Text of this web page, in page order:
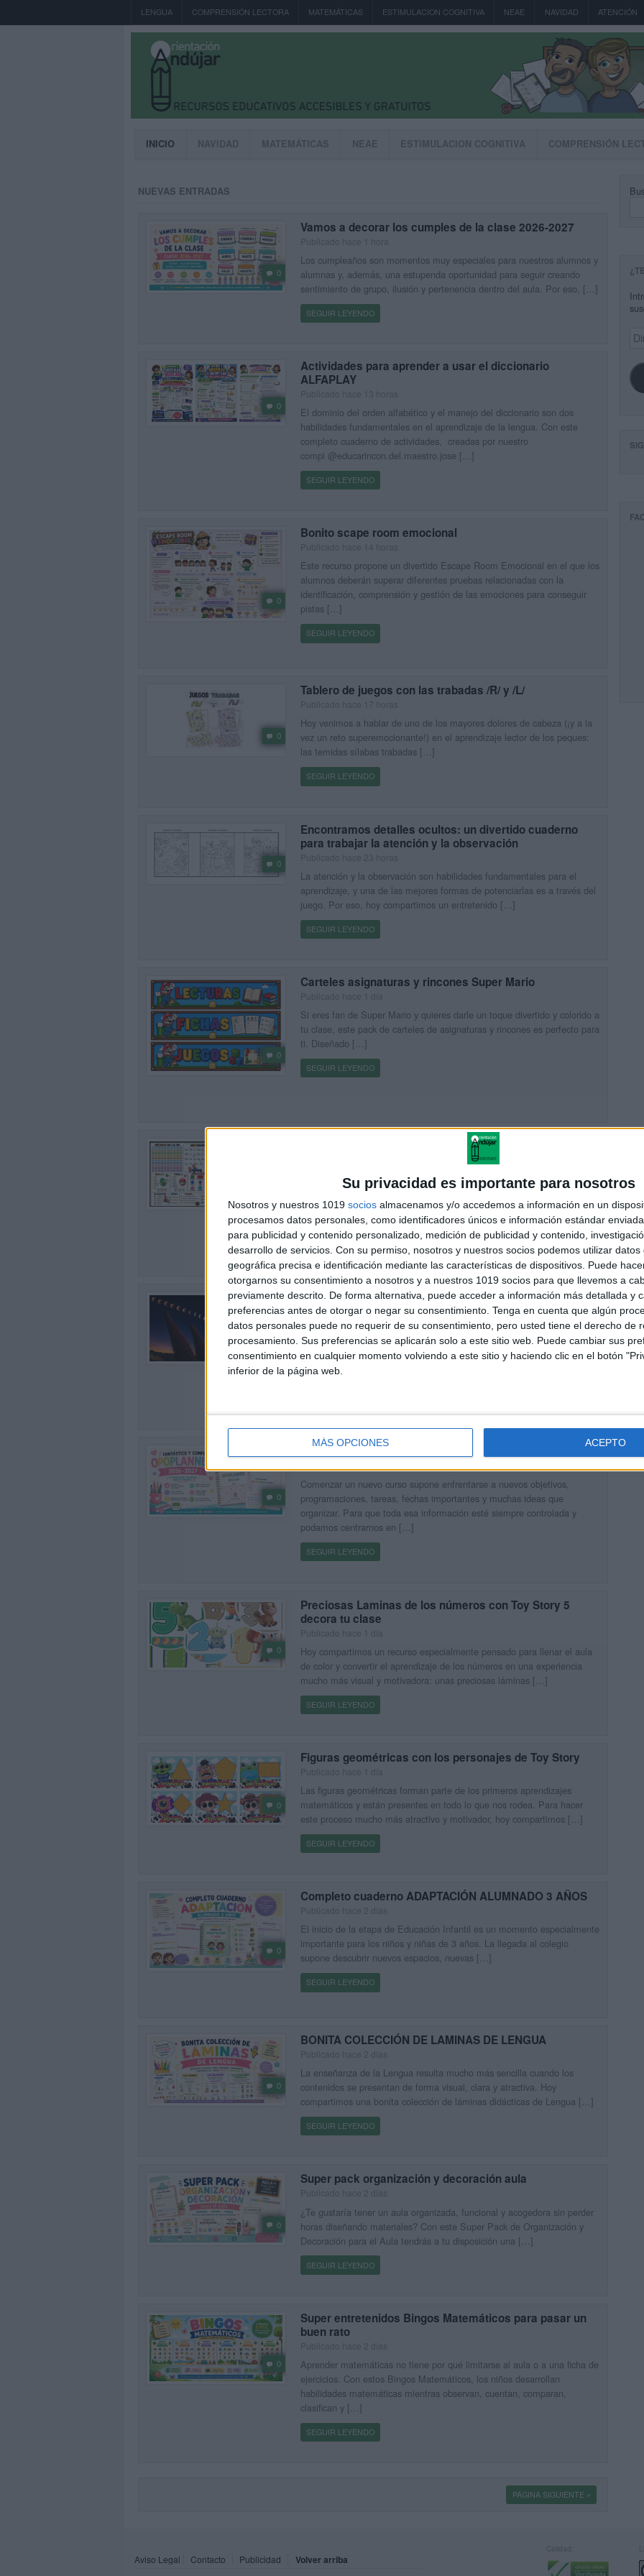
Su privacidad es importante para nosotros
Nosotros y nuestros 1019 socios almacenamos y/o accedemos a información en un
procesamos datos personales, como identificadores únicos e información estándar
para publicidad y contenido personalizado, medición de publicidad y contenido,
desarrollo de servicios. Con su permiso, nosotros y nuestros socios podemos utilizar datos
geográfica precisa e identificación mediante las características de dispositivos. Puede
otorgarnos su consentimiento a nosotros y a nuestros 1019 socios para que llevemos a
previamente descrito. De forma alternativa, puede acceder a información más detallada y
preferencias antes de otorgar o negar su consentimiento. Tenga en cuenta que algún
datos personales puede no requerir de su consentimiento, pero usted tiene el derecho de
procesamiento. Sus preferencias se aplicarán solo a este sitio web. Puede cambiar sus
consentimiento en cualquier momento volviendo a este sitio y haciendo clic en el botón
inferior de la página web.
MÁS OPCIONES ACEPTO
LENGUA COMPRENSIÓN LECTORA MATEMÁTICAS ESTIMULACION COGNITIVA NEAE NAVIDAD ATENCIÓN
INICIO NAVIDAD MATEMÁTICAS NEAE ESTIMULACION COGNITIVA COMPRENSIÓN
NUEVAS ENTRADAS
0
Vamos a decorar los cumples de la clase 2026-2027
Los cumpleaños son momentos muy especiales para nuestros alumnos y
alumnas y, además, una estupenda oportunidad para seguir creando
sentimiento de grupo, ilusión y pertenencia dentro del aula. Por eso, […]
SEGUIR LEYENDO
0
Actividades para aprender a usar el diccionario
ALFAPLAY
El dominio del orden alfabético y el manejo del diccionario son dos
habilidades fundamentales en el aprendizaje de la lengua. Con este
completo cuaderno de actividades, creadas por nuestro
compi @educarincon.del.maestro.jose […]
SEGUIR LEYENDO
0
Bonito scape room emocional
Este recurso propone un divertido Escape Room Emocional en el que los
alumnos deberán superar diferentes pruebas relacionadas con la
identificación, comprensión y gestión de las emociones para conseguir
pistas […]
SEGUIR LEYENDO
0
Tablero de juegos con las trabadas /R/ y /L/
Hoy venimos a hablar de uno de los mayores dolores de cabeza (¡y a la
vez un reto superemocionante!) en el aprendizaje lector de los peques:
las temidas sílabas trabadas […]
SEGUIR LEYENDO
0
Encontramos detalles ocultos: un divertido cuaderno
para trabajar la atención y la observación
La atención y la observación son habilidades fundamentales para el
aprendizaje, y una de las mejores formas de potenciarlas es a través del
juego. Por eso, hoy compartimos un entretenido […]
SEGUIR LEYENDO
0
Carteles asignaturas y rincones Super Mario
Si eres fan de Super Mario y quieres darle un toque divertido y colorido a
tu clase, este pack de carteles de asignaturas y rincones es perfecto para
ti. Diseñado […]
SEGUIR LEYENDO
Chuleta Super mario para la mesa primaria 2026-2027
Hoy compartimos un recurso especialmente práctico, visual y divertido
para acompañar al alumnado durante todo el curso 2026-2027: una
fantástica chuleta escolar inspirada en Super Mario para colocar sobre la
[…]
SEGUIR LEYENDO
0
UNIDAD DIDÁCTICA: Eclipses
Publicado hace 1 día
Unidad Didáctica sobre eclipses editada en colaboración con la FECYT.
El término eclipse se aplica indistintamente a dos fenómenos, en
realidad muy diversos, provocados por las posiciones relativas del Sol,
[…]
0
Fantástico y completo Opoplanner 2026-2027
Comenzar un nuevo curso supone enfrentarse a nuevos objetivos,
programaciones, tareas, fechas importantes y muchas ideas que
organizar. Para que toda esa información esté siempre controlada y
podamos centrarnos en […]
SEGUIR LEYENDO
0
Preciosas Laminas de los números con Toy Story 5
decora tu clase
Publicado hace 1 día
Hoy compartimos un recurso especialmente pensado para llenar el aula
de color y convertir el aprendizaje de los números en una experiencia
mucho más visual y motivadora: unas preciosas láminas […]
SEGUIR LEYENDO
0
Figuras geométricas con los personajes de Toy Story
Las figuras geométricas forman parte de los primeros aprendizajes
matemáticos y están presentes en todo lo que nos rodea. Para hacer
este proceso mucho más atractivo y motivador, hoy compartimos […]
SEGUIR LEYENDO
0
Completo cuaderno ADAPTACIÓN ALUMNADO 3 AÑOS
El inicio de la etapa de Educación Infantil es un momento especialmente
importante para los niños y niñas de 3 años. La llegada al colegio
supone descubrir nuevos espacios, nuevas […]
SEGUIR LEYENDO
0
BONITA COLECCIÓN DE LAMINAS DE LENGUA
La enseñanza de la Lengua resulta mucho más sencilla cuando los
contenidos se presentan de forma visual, clara y atractiva. Hoy
compartimos una bonita colección de láminas didácticas de Lengua […]
SEGUIR LEYENDO
0
Super pack organización y decoración aula
¿Te gustaría tener un aula organizada, funcional y acogedora sin perder
horas diseñando materiales? Con este Super Pack de Organización y
Decoración para el Aula tendrás a tu disposición una […]
SEGUIR LEYENDO
0
Super entretenidos Bingos Matemáticos para pasar un
buen rato
Aprender matemáticas no tiene por qué limitarse al aula o a una ficha de
ejercicios. Con estos Bingos Matemáticos, los niños desarrollan
habilidades matemáticas mientras observan, cuentan, comparan,
clasifican y […]
SEGUIR LEYENDO
PÁGINA SIGUIENTE »
de
Aviso Legal Contacto Publicidad Volver arriba